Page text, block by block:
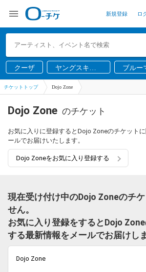
新規登録 ロ
クーザ
ヤングスキニ
ー
ブルー
チケットトップ Dojo Zone
Dojo Zone のチケット
お気に入りに登録するとDojo Zoneのチケット
ールでお届けいたします。
Dojo Zoneをお気に入り登録する
現在受け付け中のDojo Zoneのチ
せん。
お気に入り登録をするとDojo
する最新情報をメールでお届けしま
Dojo Zone